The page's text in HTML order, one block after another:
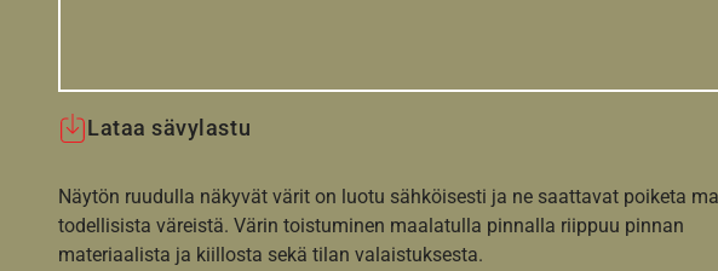
Lataa sävylastu
Näytön ruudulla näkyvät värit on luotu sähköisesti ja ne saattavat poiketa
todellisista väreistä. Värin toistuminen maalatulla pinnalla riippuu pinnan
materiaalista ja kiillosta sekä tilan valaistuksesta.